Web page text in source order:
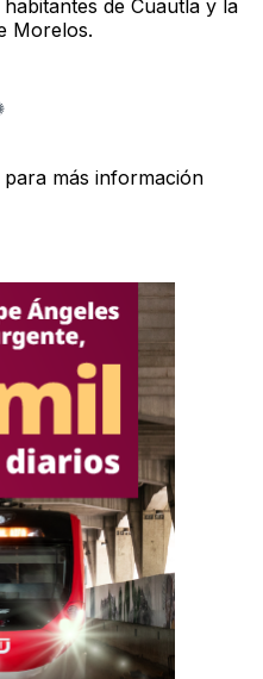
de Cuautla y la
Morelos.
para más información